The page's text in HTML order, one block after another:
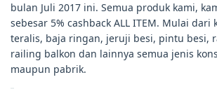
bulan Juli 2017 ini. Semua produk kami,
sebesar 5% cashback ALL ITEM. Mulai dari
teralis, baja ringan, jeruji besi, pintu besi,
railing balkon dan lainnya semua jenis
maupun pabrik.